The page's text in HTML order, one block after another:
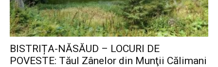
BISTRIȚA-NĂSĂUD – LOCURI DE
POVESTE: Tăul Zânelor din Munţii Călimani